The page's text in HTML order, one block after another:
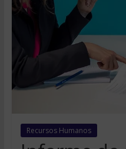
Recursos Humanos